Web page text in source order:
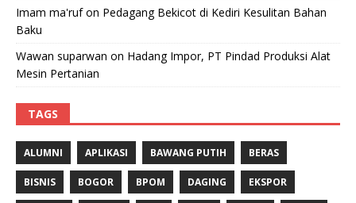
Imam ma'rufon Pedagang Bekicot di Kediri Kesulitan Bahan
Baku
Wawan suparwan on Hadang Impor, PT Pindad Produksi Alat
Mesin Pertanian
TAGS
ALUMNI APLIKASI BAWANG PUTIH BERAS
BISNIS BOGOR BPOM DAGING EKSPOR